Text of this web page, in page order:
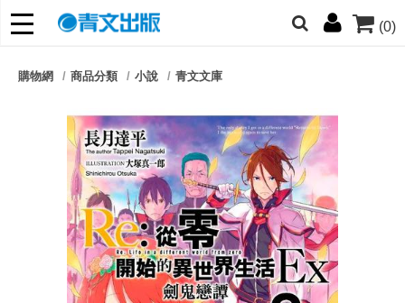
(0)
朋友們，提高警覺！
購物網 商品分類 小說 青文文庫